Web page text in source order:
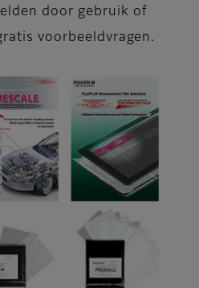
door gebruik of
voorbeeldvragen.